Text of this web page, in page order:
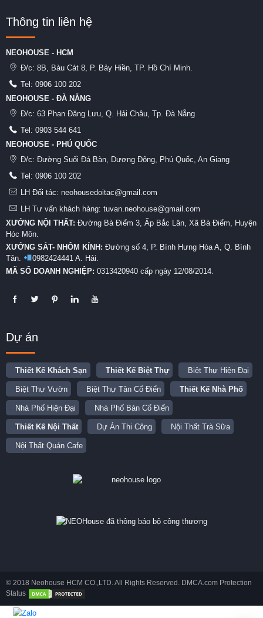
Thông tin liên hệ
NEOHOUSE - HCM
Đ/c: 8B, Bàu Cát 8, P. Bảy Hiền, TP. Hồ Chí Minh.
Tel: 0906 100 202
NEOHOUSE - ĐÀ NẴNG
Đ/c: 63 Phan Đăng Lưu, Q. Hải Châu, Tp. Đà Nẵng
Tel: 0903 544 641
NEOHOUSE - PHÚ QUỐC
Đ/c: Đường Suối Đá Bàn, Dương Đông, Phú Quốc, An Giang
Tel: 0906 100 202
LH Đối tác: neohousedoitac@gmail.com
LH Tư vấn khách hàng: tuvan.neohouse@gmail.com
XƯỞNG NỘI THẤT: Đường Bà Điểm 3, Ấp Bắc Lân, Xã Bà Điểm, Huyện
Hóc Môn.
XƯỞNG SẮT- NHÔM KÍNH: Đường số 4, P. Bình Hưng Hòa A, Q. Bình
Tân.
0982424441 A. Hải.
MÃ SỐ DOANH NGHIỆP: 0313420940 cấp ngày 12/08/2014.
Dự án
Thiết Kế Khách Sạn Thiết Kế Biệt Thự Biệt Thự Hiện Đại
Biệt Thự Vườn Biệt Thự Tân Cổ Điển Thiết Kế Nhà Phố
Nhà Phố Hiện Đại Nhà Phố Bán Cổ Điển
Thiết Kế Nội Thất Dự Án Thi Công Nội Thất Trà Sữa
Nội Thất Quán Cafe
© 2018 Neohouse HCM CO.,LTD. All Rights Reserved. DMCA.com Protection
Status